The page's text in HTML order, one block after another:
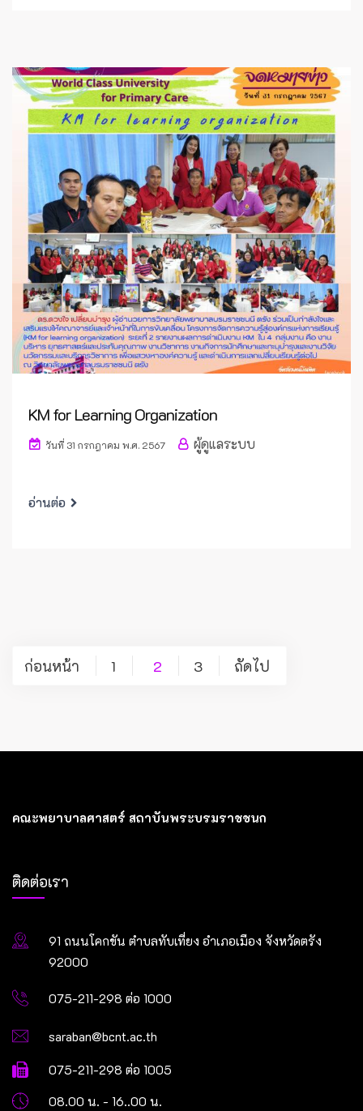
KM for Learning Organization
วันที่ 31 กรกฎาคม พ.ศ. 2567 ผู้ดูแลระบบ
อ่านต่อ
Posts
ก่อนหน้า 1 2 3 ถัดไป
คณะพยาบาลศาสตร์ สถาบันพระบรมราชชนก
ติดต่อเรา
91 ถนนโคกขัน ตำบลทับเที่ยง อำเภอเมือง จังหวัดตรัง
92000
075-211-298 ต่อ 1000
saraban@bcnt.ac.th
075-211-298 ต่อ 1005
08.00 น. - 16..00 น.